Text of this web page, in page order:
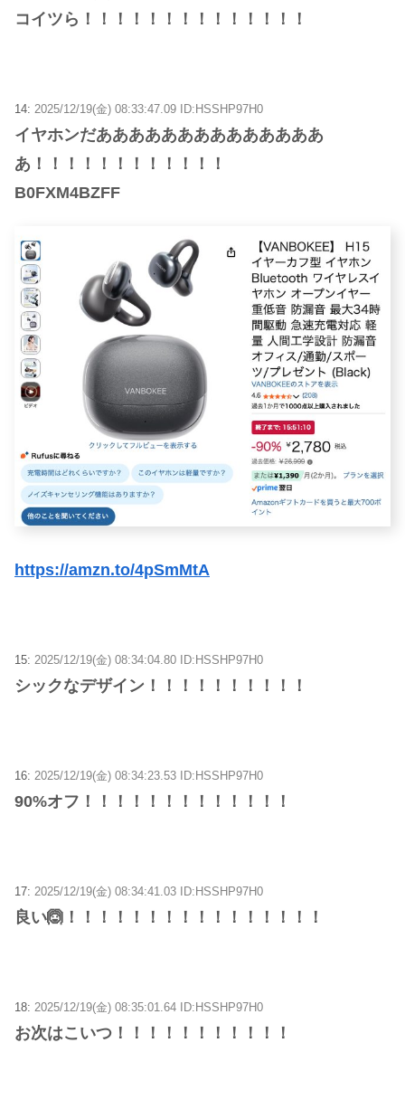
コイツら！！！！！！！！！！！！！！
14: 2025/12/19(金) 08:33:47.09 ID:HSSHP97H0
イヤホンだああああああああああああああ
あ！！！！！！！！！！！！
B0FXM4BZFF
https://amzn.to/4pSmMtA
15: 2025/12/19(金) 08:34:04.80 ID:HSSHP97H0
シックなデザイン！！！！！！！！！！
16: 2025/12/19(金) 08:34:23.53 ID:HSSHP97H0
90%オフ！！！！！！！！！！！！！
17: 2025/12/19(金) 08:34:41.03 ID:HSSHP97H0
良い🙆！！！！！！！！！！！！！！！！
18: 2025/12/19(金) 08:35:01.64 ID:HSSHP97H0
お次はこいつ！！！！！！！！！！！